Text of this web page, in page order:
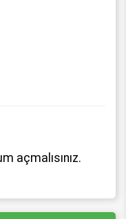
açmalısınız.